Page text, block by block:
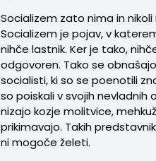
Socializem zato nima in
Socializem je pojav, v
nihče lastnik. Ker je tako,
odgovoren. Tako se
socialisti, ki so se poenotili
so poiskali v svojih nevladnih
nizajo kozje molitvice,
prikimavajo. Takih
ni mogoče želeti.